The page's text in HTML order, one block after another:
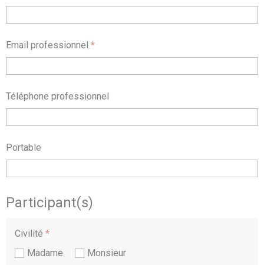
Email professionnel *
Téléphone professionnel
Portable
Participant(s)
Civilité *
Madame
Monsieur